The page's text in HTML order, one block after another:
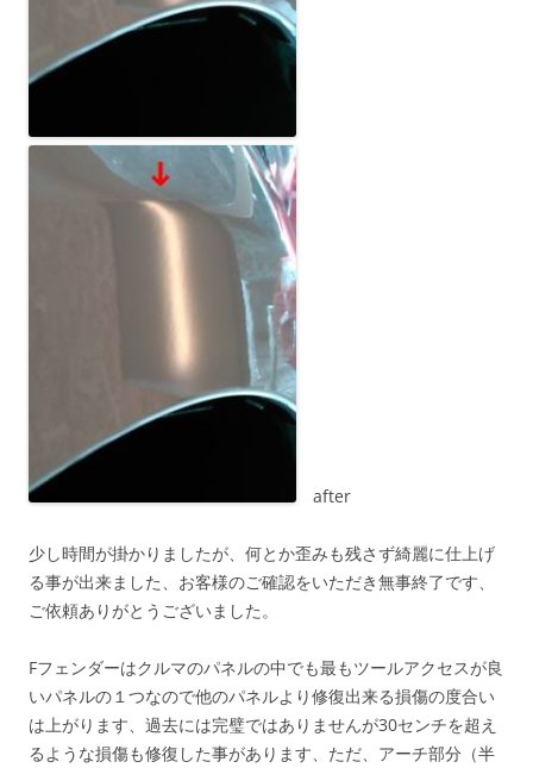
after
少し時間が掛かりましたが、何とか歪みも残さず綺麗に仕上げ
る事が出来ました、お客様のご確認をいただき無事終了です、
ご依頼ありがとうございました。
Fフェンダーはクルマのパネルの中でも最もツールアクセスが良
いパネルの１つなので他のパネルより修復出来る損傷の度合い
は上がります、過去には完璧ではありませんが30センチを超え
るような損傷も修復した事があります、ただ、アーチ部分（半